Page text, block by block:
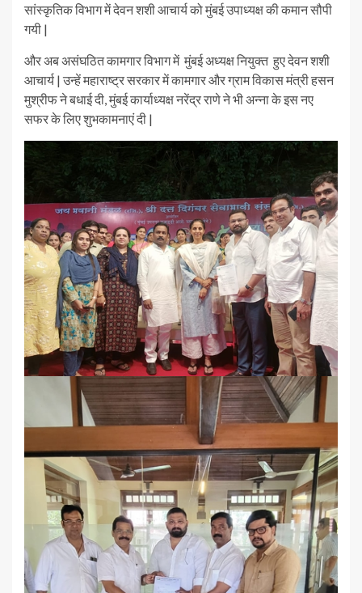
सांस्कृतिक विभाग में देवन शशी आचार्य को मुंबई उपाध्यक्ष की कमान सौपी
गयी |
और अब असंघठित कामगार विभाग में मुंबई अध्यक्ष नियुक्त हुए देवन शशी
आचार्य | उन्हें महाराष्ट्र सरकार में कामगार और ग्राम विकास मंत्री हसन
मुश्रीफ ने बधाई दी, मुंबई कार्याध्यक्ष नरेंद्र राणे ने भी अन्ना के इस नए
सफर के लिए शुभकामनाएं दी |